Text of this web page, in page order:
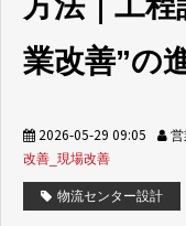
業改善”の
2026-05-29 09:05 営
改善_現場改善
物流センター設計